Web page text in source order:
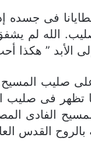
فى جسده
الأبد ” هكذا
صليب
تظهر فى
” (2كو19:5).
القدس